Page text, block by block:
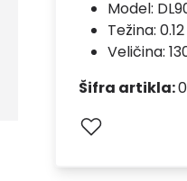
Model:
Težina:
Veličina:
Šifra artikla: